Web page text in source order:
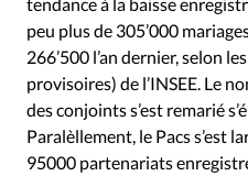
peu plus de 305’000
266’500 l’an dernier, selon
provisoires) de l’INSEE. Le
des conjoints s’est remarié
Paralèllement, le Pacs s’est
95000 partenariats